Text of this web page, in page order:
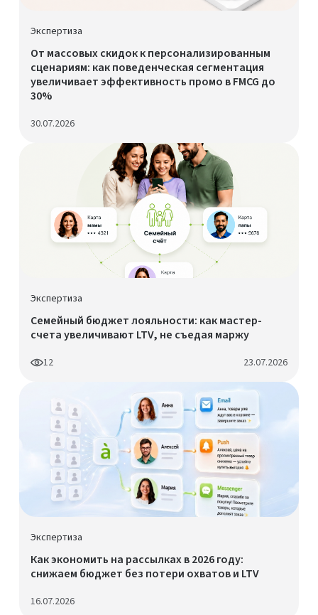
Экспертиза
От массовых скидок к персонализированным
сценариям: как поведенческая сегментация
увеличивает эффективность промо в FMCG до
30%
30.07.2026
Экспертиза
Семейный бюджет лояльности: как мастер-
счета увеличивают LTV, не съедая маржу
12 23.07.2026
Экспертиза
Как экономить на рассылках в 2026 году:
снижаем бюджет без потери охватов и LTV
16.07.2026